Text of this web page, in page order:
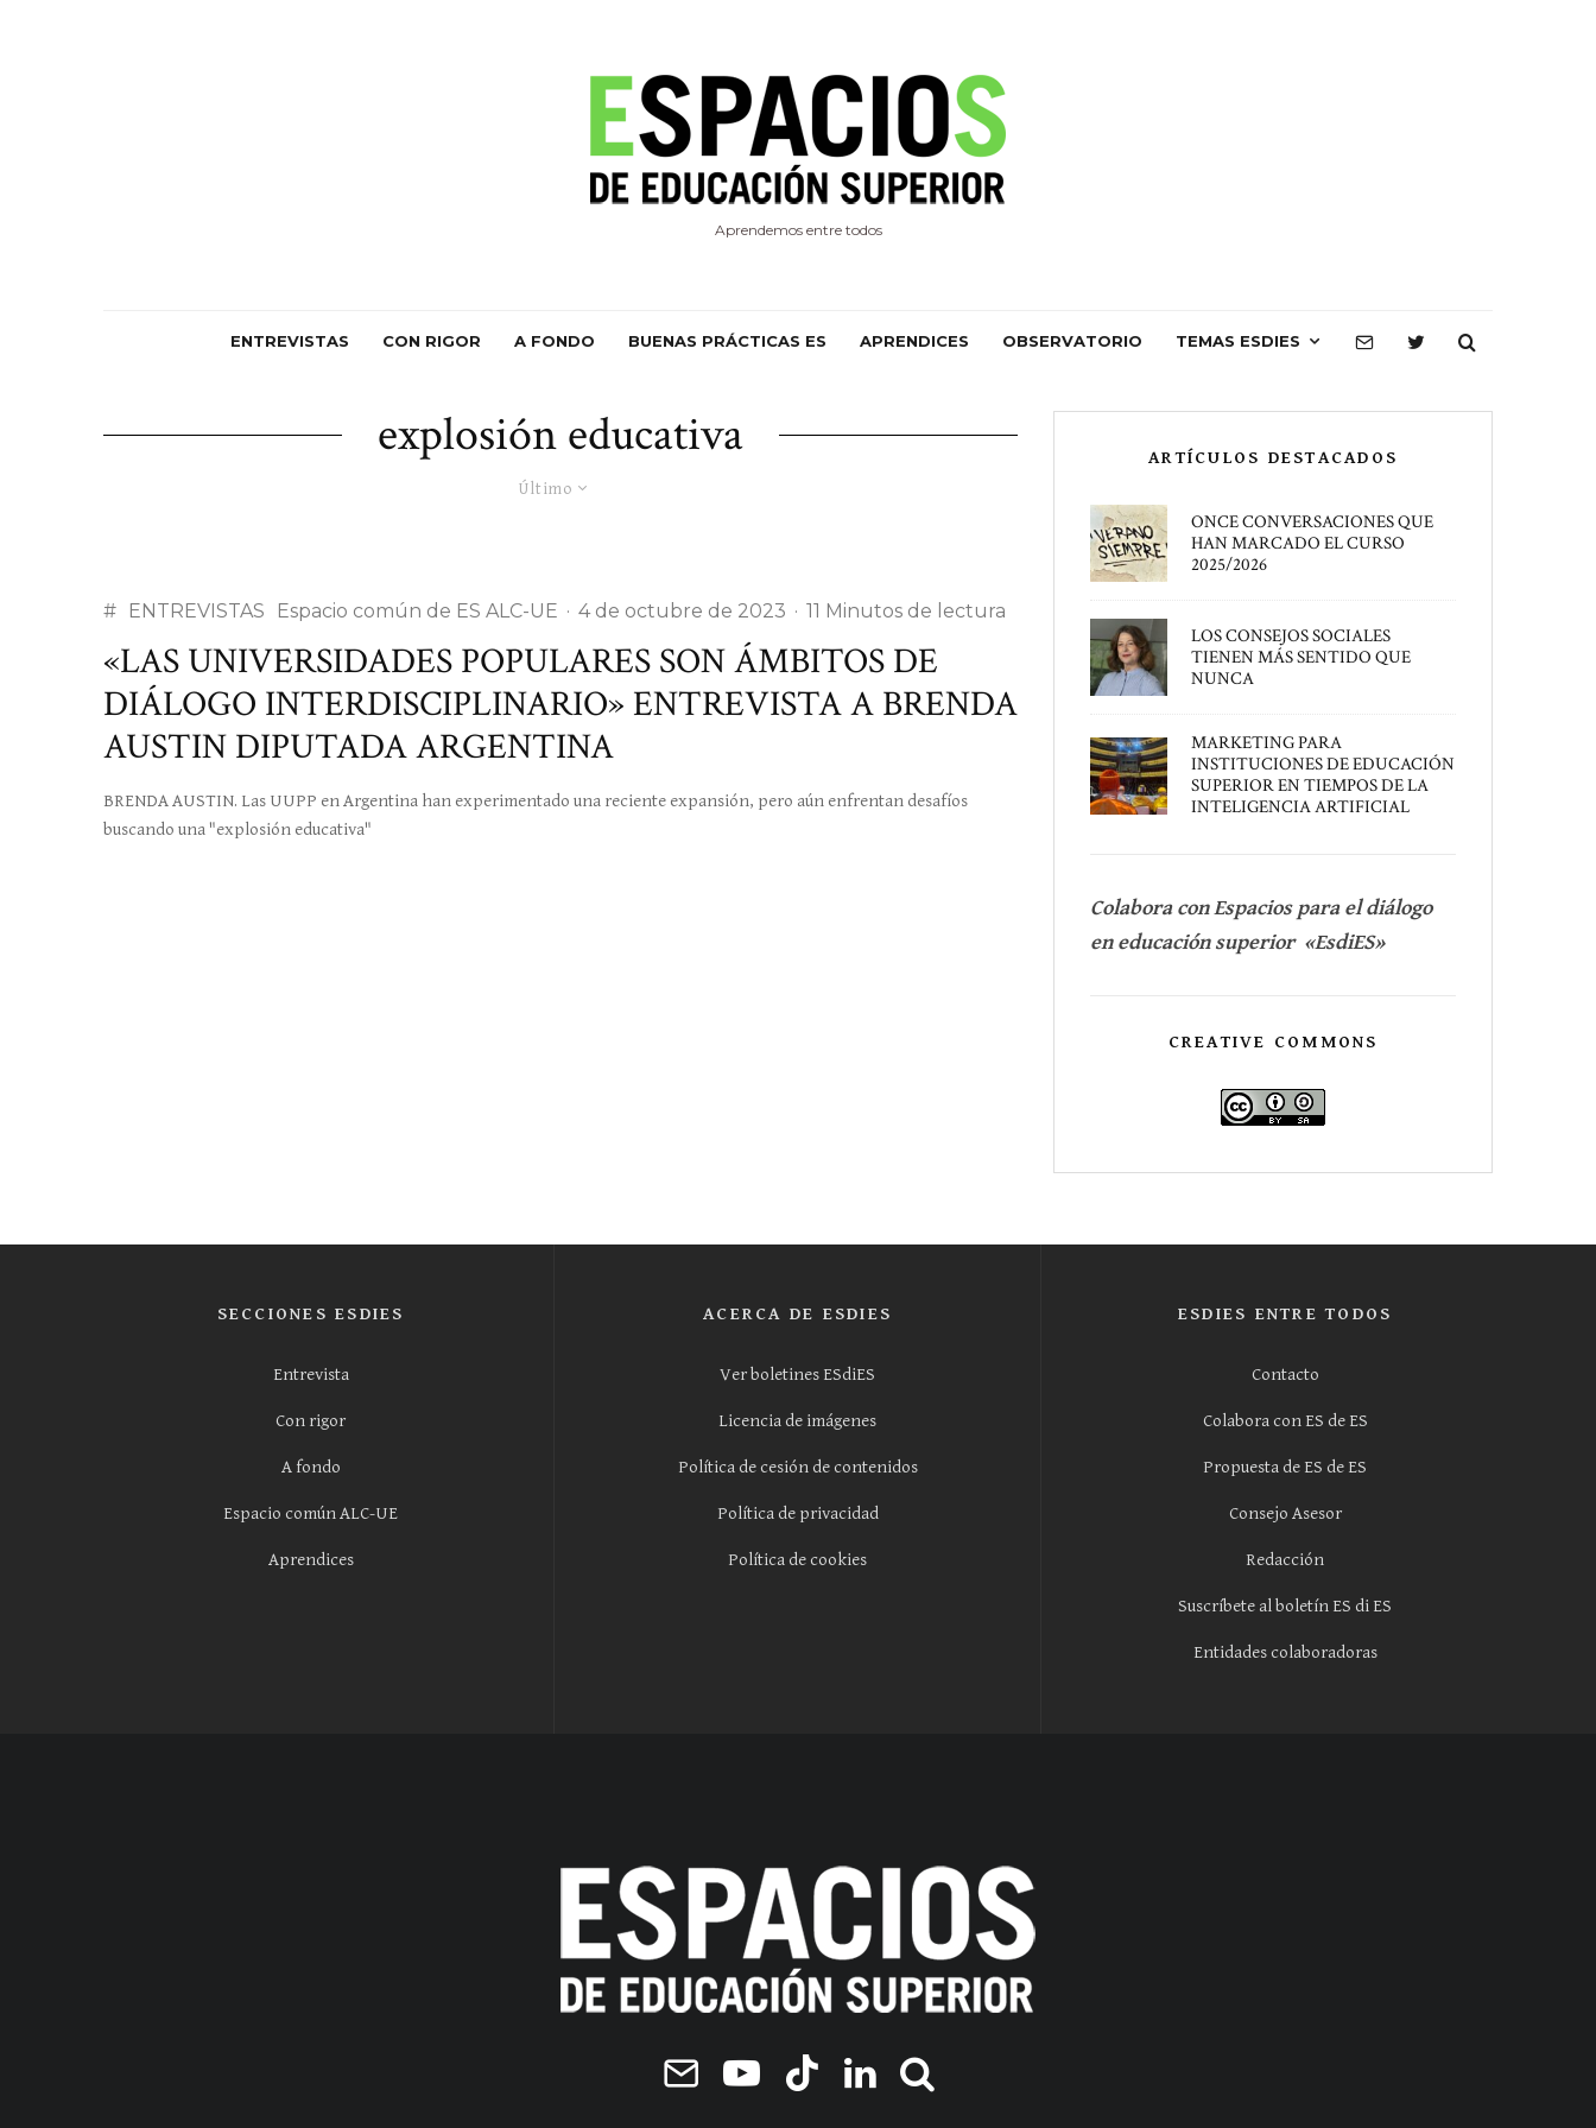
Aprendemos entre todos
ENTREVISTAS CON RIGOR A FONDO BUENAS PRÁCTICAS ES APRENDICES OBSERVATORIO TEMAS ESDIES
explosión educativa
Último
# ENTREVISTAS Espacio común de ES ALC-UE · 4 de octubre de 2023 · 11 Minutos de lectura
«LAS UNIVERSIDADES POPULARES SON ÁMBITOS DE
DIÁLOGO INTERDISCIPLINARIO» ENTREVISTA A BRENDA
AUSTIN DIPUTADA ARGENTINA
BRENDA AUSTIN. Las UUPP en Argentina han experimentado una reciente expansión, pero aún enfrentan desafíos
buscando una "explosión educativa"
ARTÍCULOS DESTACADOS
ONCE CONVERSACIONES QUE
HAN MARCADO EL CURSO
2025/2026
LOS CONSEJOS SOCIALES
TIENEN MÁS SENTIDO QUE
NUNCA
MARKETING PARA
INSTITUCIONES DE EDUCACIÓN
SUPERIOR EN TIEMPOS DE LA
INTELIGENCIA ARTIFICIAL
Colabora con Espacios para el diálogo
en educación superior «EsdiES»
CREATIVE COMMONS
SECCIONES ESDIES
Entrevista
Con rigor
A fondo
Espacio común ALC-UE
Aprendices
ACERCA DE ESDIES
Ver boletines ESdiES
Licencia de imágenes
Política de cesión de contenidos
Política de privacidad
Política de cookies
ESDIES ENTRE TODOS
Contacto
Colabora con ES de ES
Propuesta de ES de ES
Consejo Asesor
Redacción
Suscríbete al boletín ES di ES
Entidades colaboradoras